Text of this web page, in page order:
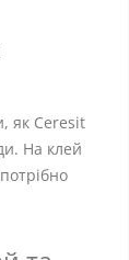
як Ceresit
На клей